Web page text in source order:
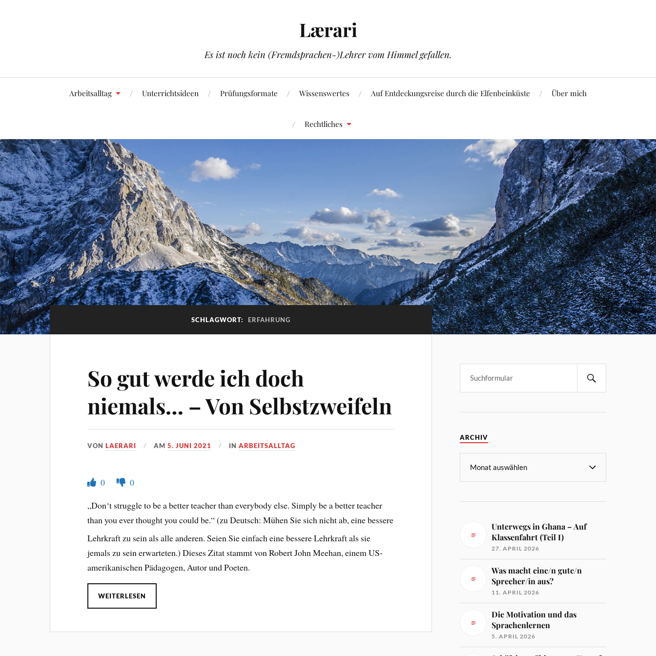
Lærari
Es ist noch kein (Fremdsprachen-)Lehrer vom Himmel gefallen.
Arbeitsalltag Unterrichtsideen Prüfungsformate Wissenswertes Auf Entdeckungsreise durch die Elfenbeinküste Über mich
Rechtliches
SCHLAGWORT: ERFAHRUNG
So gut werde ich doch
niemals… – Von Selbstzweifeln
VONLAERARI AM5. JUNI 2021 INARBEITSALLTAG
0
0
„Don‘t struggle to be a better teacher than everybody else. Simply be a better teacher
than you ever thought you could be.“ (zu Deutsch: Mühen Sie sich nicht ab, eine bessere
Lehrkraft zu sein als alle anderen. Seien Sie einfacheine bessere Lehrkraft als sie
jemals zu sein erwarteten.) Dieses Zitat stammt von Robert John Meehan, einem US-
amerikanischen Pädagogen, Autor und Poeten.
WEITERLESEN
ARCHIV
Unterwegs in Ghana – Auf
Klassenfahrt (Teil I)
27. APRIL 2026
Was macht eine/n gute/n
Sprecher/in aus?
11. APRIL 2026
Die Motivation und das
Sprachenlernen
5. APRIL 2026